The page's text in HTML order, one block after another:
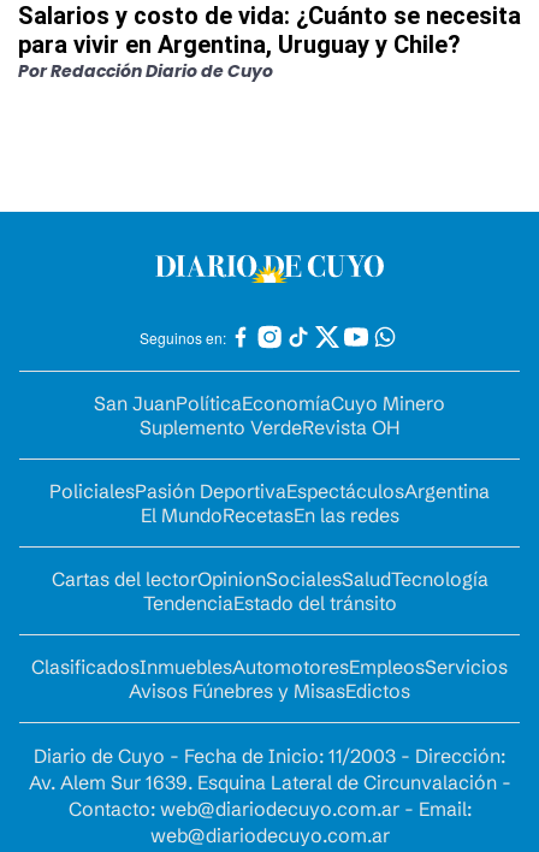
Salarios y costo de vida: ¿Cuánto se necesita
para vivir en Argentina, Uruguay y Chile?
PorRedacción Diario de Cuyo
Seguinos en:
San JuanPolíticaEconomíaCuyo Minero
Suplemento VerdeRevista OH
PolicialesPasión DeportivaEspectáculosArgentina
El MundoRecetasEn las redes
Cartas del lectorOpinionSocialesSaludTecnología
TendenciaEstado del tránsito
ClasificadosInmueblesAutomotoresEmpleosServicios
Avisos Fúnebres y MisasEdictos
Diario de Cuyo - Fecha de Inicio: 11/2003 - Dirección:
Av. Alem Sur 1639. Esquina Lateral de Circunvalación -
Contacto: web@diariodecuyo.com.ar- Email:
web@diariodecuyo.com.ar